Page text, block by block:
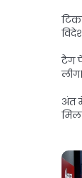
टैग
लीग।
अंत